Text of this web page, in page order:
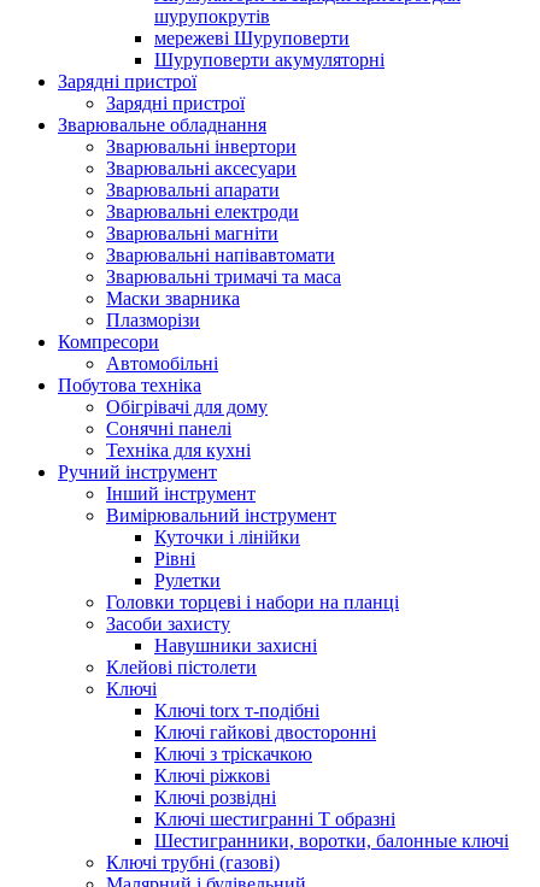
шурупокрутів
мережеві Шуруповерти
Шуруповерти акумуляторні
Зарядні пристрої
Зарядні пристрої
Зварювальне обладнання
Зварювальні інвертори
Зварювальні аксесуари
Зварювальні апарати
Зварювальні електроди
Зварювальні магніти
Зварювальні напівавтомати
Зварювальні тримачі та маса
Маски зварника
Плазморізи
Компресори
Автомобільні
Побутова техніка
Обігрівачі для дому
Сонячні панелі
Техніка для кухні
Ручний інструмент
Інший інструмент
Вимірювальний інструмент
Куточки і лінійки
Рівні
Рулетки
Головки торцеві і набори на планці
Засоби захисту
Навушники захисні
Клейові пістолети
Ключі
Ключі torx т-подібні
Ключі гайкові двосторонні
Ключі з тріскачкою
Ключі ріжкові
Ключі розвідні
Ключі шестигранні Т образні
Шестигранники, воротки, балонные ключі
Ключі трубні (газові)